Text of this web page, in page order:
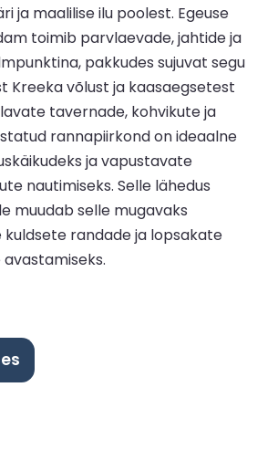
ja maalilise ilu poolest. Egeuse
toimib parvlaevade, jahtide ja
pakkudes sujuvat segu
Kreeka võlust ja kaasaegsetest
tavernade, kohvikute ja
rannapiirkond on ideaalne
ja vapustavate
nautimiseks. Selle lähedus
muudab selle mugavaks
kuldsete randade ja lopsakate